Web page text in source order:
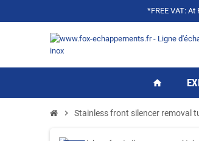
*FREE VAT:
home
chevron_right Stainless front silencer removal